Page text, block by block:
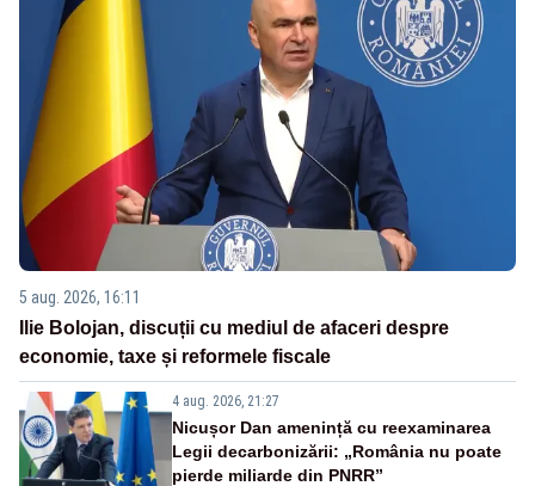
5 aug. 2026, 16:11
Ilie Bolojan, discuții cu mediul de afaceri despre
economie, taxe și reformele fiscale
4 aug. 2026, 21:27
Nicușor Dan amenință cu reexaminarea
Legii decarbonizării: „România nu poate
pierde miliarde din PNRR”